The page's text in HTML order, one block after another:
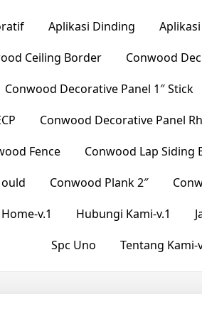
Aplikasi Dinding
Ceiling Border Conwood
Conwood Decorative Panel 1″ Stick
Conwood Decorative Panel
Fence Conwood Lap Siding
Conwood Plank 2″
Home-v.1 Hubungi Kami-v.1
Spc Uno
Tentang Kami-